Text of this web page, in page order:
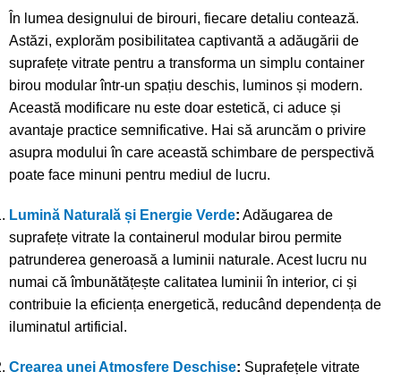
În lumea designului de birouri, fiecare detaliu contează.
Astăzi, explorăm posibilitatea captivantă a adăugării de
suprafețe vitrate pentru a transforma un simplu container
birou modular într-un spațiu deschis, luminos și modern.
Această modificare nu este doar estetică, ci aduce și
avantaje practice semnificative. Hai să aruncăm o privire
asupra modului în care această schimbare de perspectivă
poate face minuni pentru mediul de lucru.
Lumină Naturală și Energie Verde: Adăugarea de
suprafețe vitrate la containerul modular birou permite
patrunderea generoasă a luminii naturale. Acest lucru nu
numai că îmbunătățește calitatea luminii în interior, ci și
contribuie la eficiența energetică, reducând dependența de
iluminatul artificial.
Crearea unei Atmosfere Deschise: Suprafețele vitrate